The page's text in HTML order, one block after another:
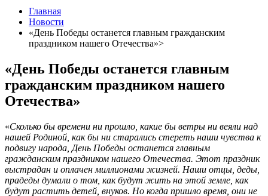
Главная
Новости
«День Победы останется главным гражданским
праздником нашего Отечества»>
«День Победы останется главным
гражданским праздником нашего
Отечества»
«Сколько бы времени ни прошло, какие бы ветры ни веяли над
нашей Родиной, как бы ни старались стереть наши чувства к
подвигу народа, День Победы останется главным
гражданским праздником нашего Отечества. Этот праздник
выстрадан и оплачен миллионами жизней. Наши отцы, деды,
прадеды думали о том, как будут жить на этой земле, как
будут растить детей, внуков. Но когда пришло время, они не